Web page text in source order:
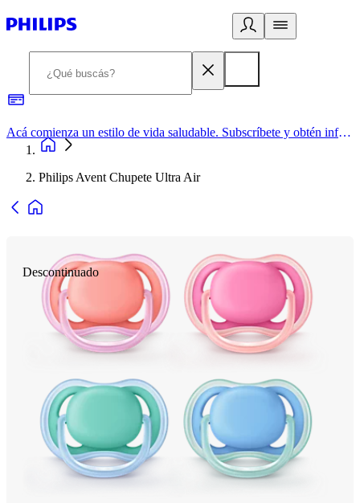
Acá comienza un estilo de vida saludable. Subscríbete y obtén información de primera mano
Philips Avent Chupete Ultra Air
Descontinuado